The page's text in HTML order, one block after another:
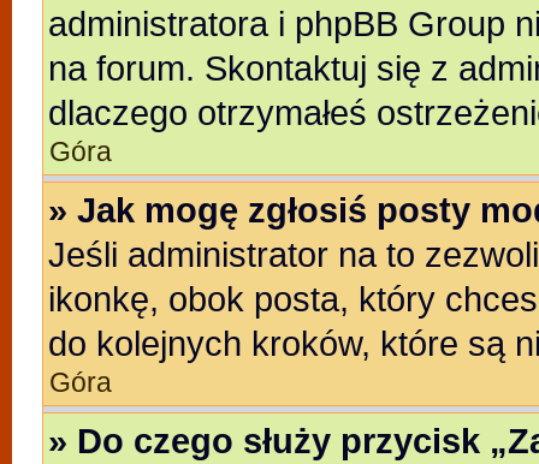
administratora i phpBB Group
na forum. Skontaktuj się z
dlaczego otrzymałeś
Góra
» Jak mogę zgłosiś posty
Jeśli administrator na to
ikonkę, obok posta, który
do kolejnych kroków, które są
Góra
» Do czego służy przycisk